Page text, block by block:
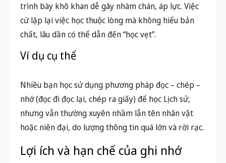
trình bày khô khan dễ gây nhàm chán, áp lực. Việc
cứ lặp lại việc học thuộc lòng mà không hiểu bản
chất, lâu dần có thể dẫn đến “học vẹt”.
Ví dụ cụ thể
Nhiều bạn học sử dụng phương pháp đọc – chép –
nhớ (đọc đi đọc lại, chép ra giấy) để học Lịch sử,
nhưng vẫn thường xuyên nhầm lẫn tên nhân vật
hoặc niên đại, do lượng thông tin quá lớn và rời rạc.
Lợi ích và hạn chế của ghi nhớ